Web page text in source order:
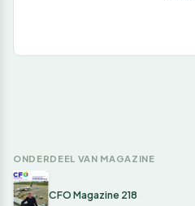
ONDERDEEL VAN MAGAZINE
CFO Magazine 218